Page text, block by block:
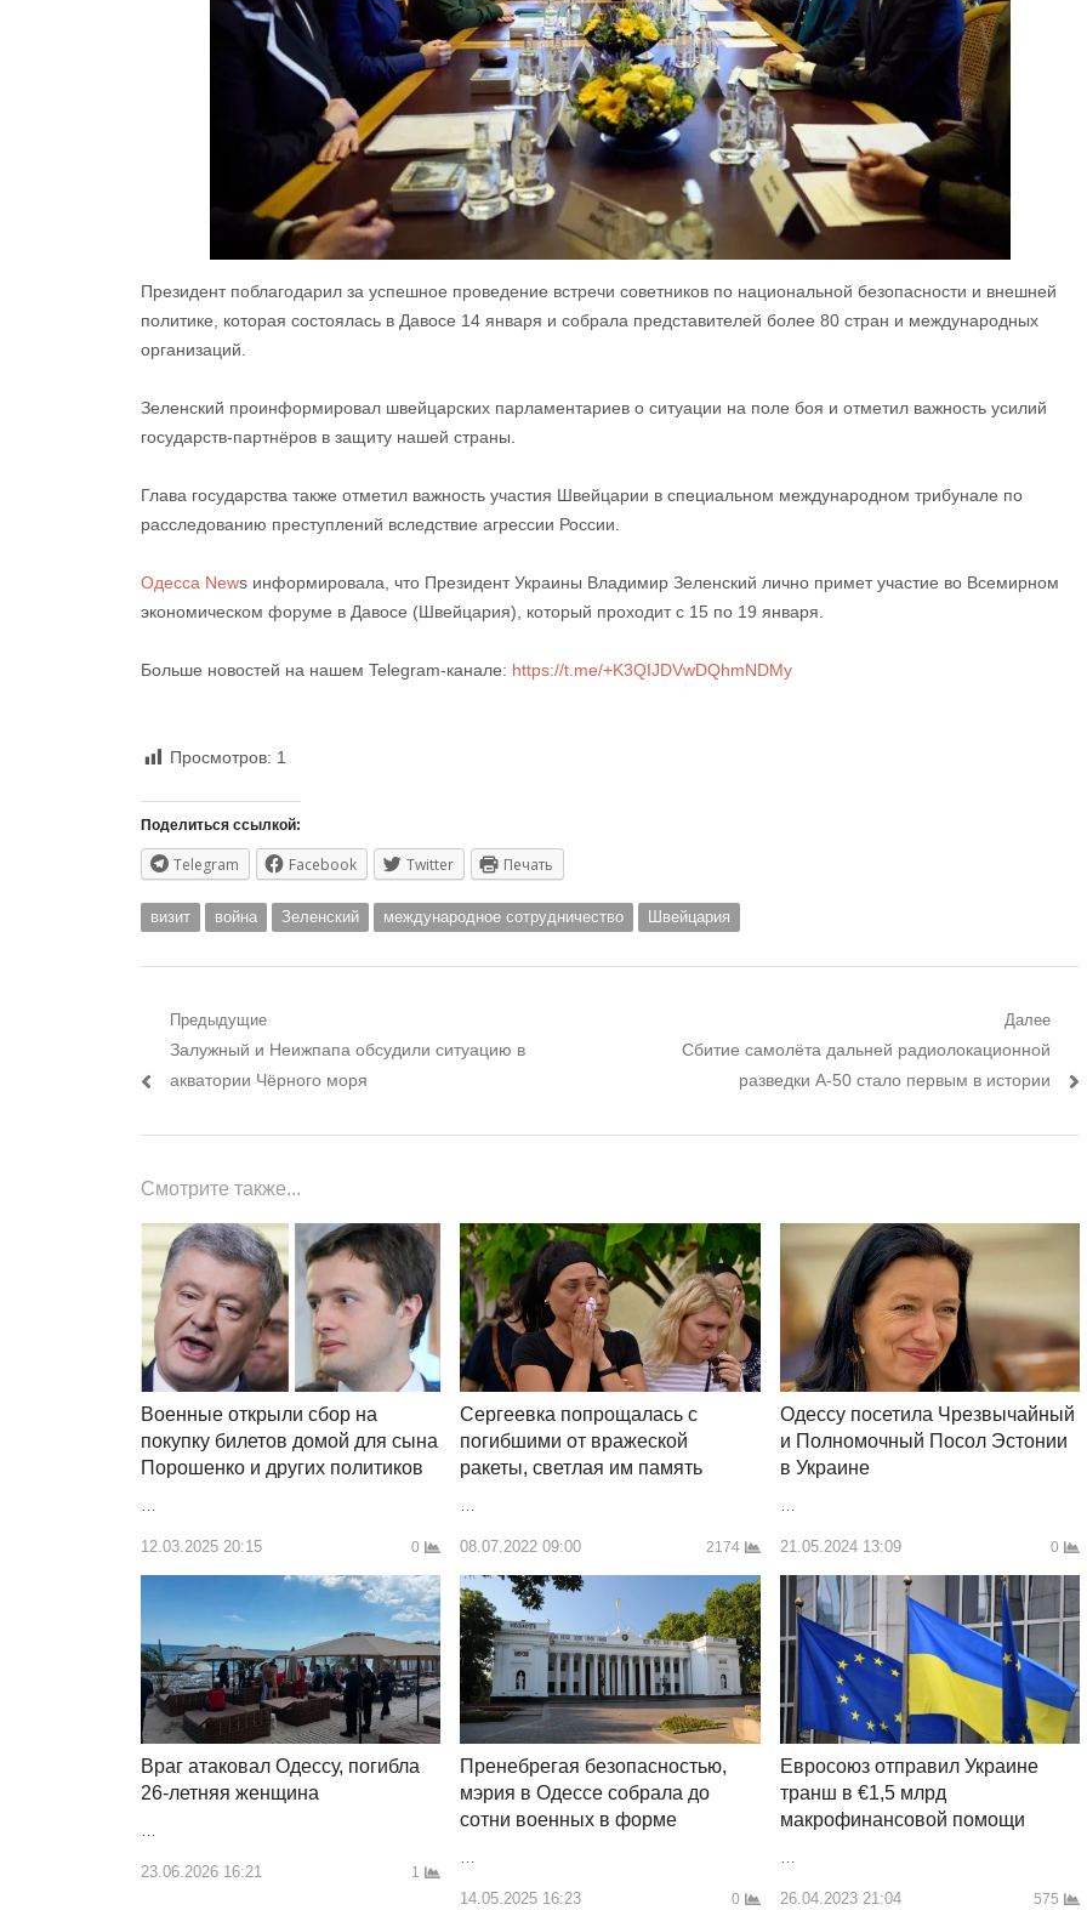
Президент поблагодарил за успешное проведение встречи советников по национальной безопасности и внешней
политике, которая состоялась в Давосе 14 января и собрала представителей более 80 стран и международных
организаций.
Зеленский проинформировал швейцарских парламентариев о ситуации на поле боя и отметил важность усилий
государств-партнёров в защиту нашей страны.
Глава государства также отметил важность участия Швейцарии в специальном международном трибунале по
расследованию преступлений вследствие агрессии России.
Одесса News информировала, что Президент Украины Владимир Зеленский лично примет участие во Всемирном
экономическом форуме в Давосе (Швейцария), который проходит с 15 по 19 января.
Больше новостей на нашем Telegram-канале: https://t.me/+K3QIJDVwDQhmNDMy
Просмотров: 1
Поделиться ссылкой:
Telegram Facebook Twitter Печать
визит война Зеленский международное сотрудничество Швейцария
Навигация
по
Предыдущие
Предыдущий
пост:
Залужный и Неижпапа обсудили ситуацию в
акватории Чёрного моря
Далее
Следующий
Сбитие самолёта дальней радиолокационной
разведки А-50 стало первым в истории
Смотрите также...
Военные открыли сбор на
покупку билетов домой для сына
Порошенко и других политиков
…
12.03.2025 20:15 0
Сергеевка попрощалась с
погибшими от вражеской
ракеты, светлая им память
…
08.07.2022 09:00 2174
Одессу посетила Чрезвычайный
и Полномочный Посол Эстонии
в Украине
…
21.05.2024 13:09 0
Враг атаковал Одессу, погибла
26-летняя женщина
…
23.06.2026 16:21 1
Пренебрегая безопасностью,
мэрия в Одессе собрала до
сотни военных в форме
…
14.05.2025 16:23 0
Евросоюз отправил Украине
транш в €1,5 млрд
макрофинансовой помощи
…
26.04.2023 21:04 575